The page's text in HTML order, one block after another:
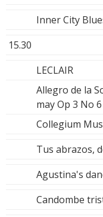
Inner City
15.30
LECLAIR
Allegro de la
may Op 3 No 6
Collegium
Tus abrazos,
Agustina's
Candombe